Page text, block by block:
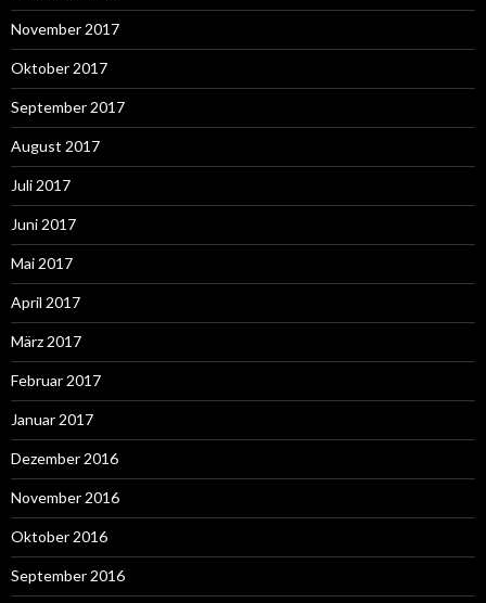
November 2017
Oktober 2017
September 2017
August 2017
Juli 2017
Juni 2017
Mai 2017
April 2017
März 2017
Februar 2017
Januar 2017
Dezember 2016
November 2016
Oktober 2016
September 2016